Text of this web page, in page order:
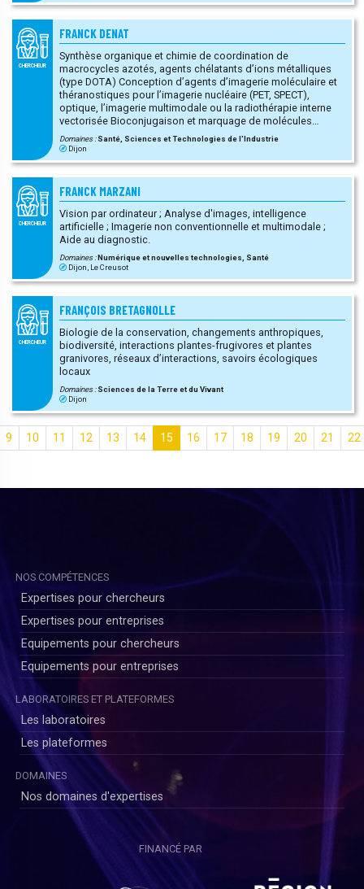
CHERCHEUR
FRANCK DENAT
Synthèse organique et chimie de coordination de
macrocycles azotés, agents chélatants d’ions métalliques
(type DOTA) Conception d’agents d’imagerie moléculaire et
théranostiques pour l’imagerie nucléaire (PET, SPECT),
optique, l’imagerie multimodale ou la radiothérapie interne
vectorisée Bioconjugaison et marquage de molécules
(protéines, peptides, petites molécules) et nanoparticules,
radiochimie Elaboration de matériaux extractants de métaux
pour l’épuration de liquides ou la détection d’ions
Domaines :Santé, Sciences et Technologies de l'Industrie
Dijon
CHERCHEUR
FRANCK MARZANI
Vision par ordinateur ; Analyse d'images, intelligence
artificielle ; Imagerie non conventionnelle et multimodale ;
Aide au diagnostic.
Domaines :Numérique et nouvelles technologies, Santé
Dijon, Le Creusot
CHERCHEUR
FRANÇOIS BRETAGNOLLE
Biologie de la conservation, changements anthropiques,
biodiversité, interactions plantes-frugivores et plantes
granivores, réseaux d’interactions, savoirs écologiques
locaux
Domaines :Sciences de la Terre et du Vivant
Dijon
9 10 11 12 13 14 15 16 17 18 19 20 21 22
NOS COMPÉTENCES
Expertises pour chercheurs
Expertises pour entreprises
Equipements pour chercheurs
Equipements pour entreprises
LABORATOIRES ET PLATEFORMES
Les laboratoires
Les plateformes
DOMAINES
Nos domaines d'expertises
FINANCÉ PAR